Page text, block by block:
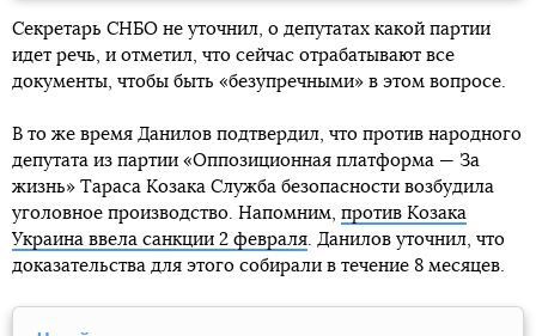
Секретарь СНБО не уточнил, о депутатах какой партии
идет речь, и отметил, что сейчас отрабатывают все
документы, чтобы быть «безупречными» в этом вопросе.
В то же время Данилов подтвердил, что против народного
депутата из партии «Оппозиционная платформа — За
жизнь» Тараса Козака Служба безопасности возбудила
уголовное производство. Напомним, против Козака
Украина ввела санкции 2 февраля. Данилов уточнил, что
доказательства для этого собирали в течение 8 месяцев.